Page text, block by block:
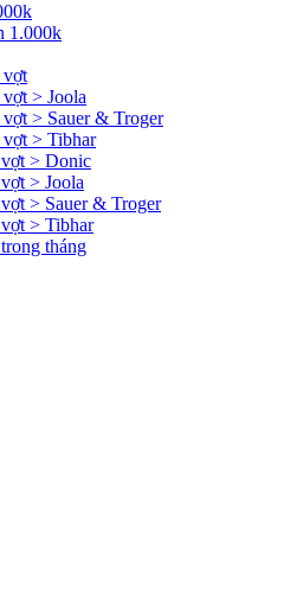
1.000k
vợt
> Joola
> Sauer & Troger
> Tibhar
> Donic
> Joola
> Sauer & Troger
> Tibhar
tháng